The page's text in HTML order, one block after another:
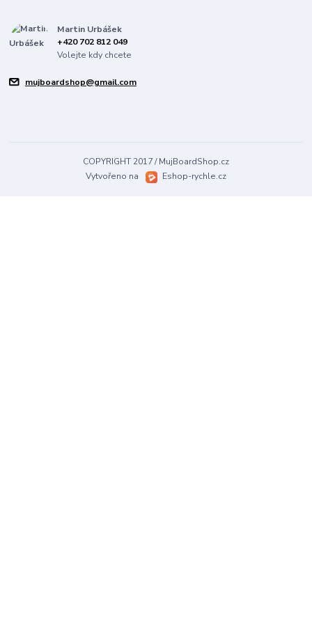
Martin Urbášek
+420 702 812 049
Volejte kdy chcete
mujboardshop@gmail.com
COPYRIGHT 2017 / MujBoardShop.cz
Vytvořeno na
Eshop-rychle.cz